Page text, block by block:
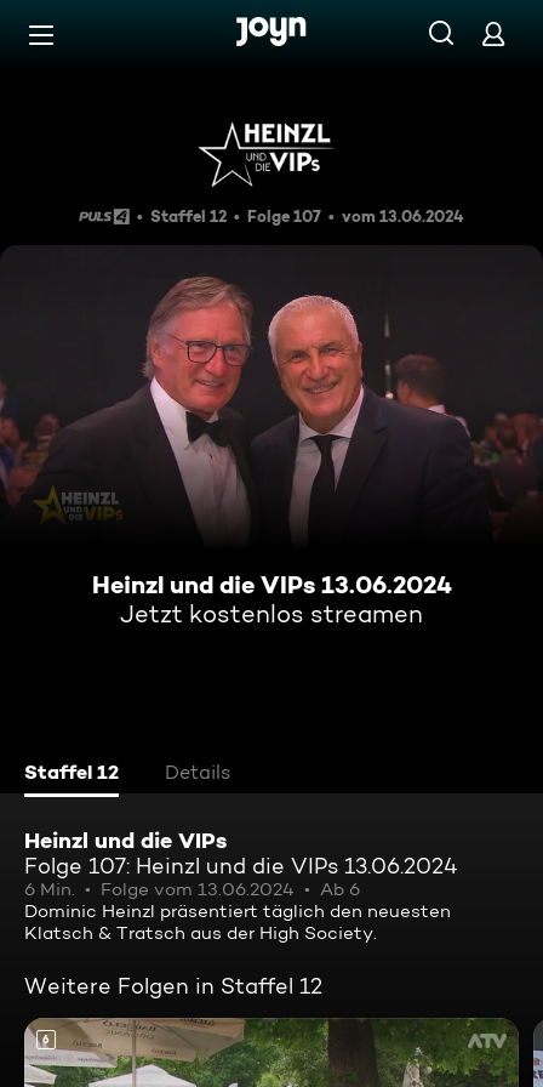
Zum Inhalt springen
Heinzl und die VIPs
Staffel 12 Folge 107 vom 13.06.2024
Heinzl und die VIPs 13.06.2024
Jetzt kostenlos streamen
Staffel 12 Details
Heinzl und die VIPs
Folge 107: Heinzl und die VIPs 13.06.2024
6 Min. Folge vom 13.06.2024
Ab 6
Dominic Heinzl präsentiert täglich den neuesten
Klatsch & Tratsch aus der High Society.
Weitere Folgen in Staffel 12
6